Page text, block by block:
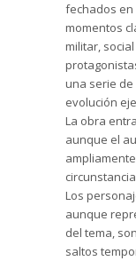
fechados
momentos
militar,
una serie de
evolución
La obra
aunque el
Los
aunque
del tema,
saltos